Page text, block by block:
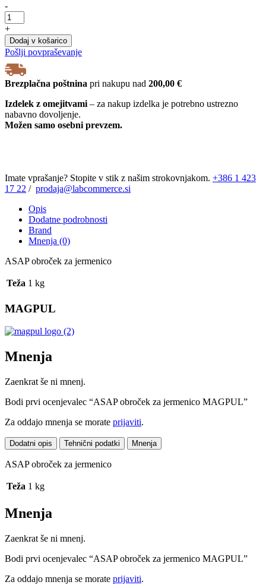
-
ASAP
obroček
za
jermenico
MAGPUL
količina
+
Dodaj v košarico
Pošlji povpraševanje
Brezplačna poštnina pri nakupu nad 200,00 €
Izdelek z omejitvami – za nakup izdelka je potrebno ustrezno
nabavno dovoljenje.
Možen samo osebni prevzem.
Imate vprašanje? Stopite v stik z našim strokovnjakom. +386 1 423
17 22 / prodaja@labcommerce.si
Opis
Dodatne podrobnosti
Brand
Mnenja (0)
ASAP obroček za jermenico
Teža 1 kg
MAGPUL
Mnenja
Zaenkrat še ni mnenj.
Bodi prvi ocenjevalec “ASAP obroček za jermenico MAGPUL”
Za oddajo mnenja se morate prijaviti.
Dodatni opis Tehnični podatki Mnenja
ASAP obroček za jermenico
Teža 1 kg
Mnenja
Zaenkrat še ni mnenj.
Bodi prvi ocenjevalec “ASAP obroček za jermenico MAGPUL”
Za oddajo mnenja se morate prijaviti.